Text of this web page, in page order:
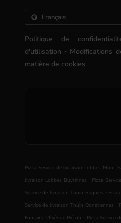
Politique de
d'utilisation . Modifications
matière de cookies
Pizza Service de livraison Lobbes Mont-
livraison Lobbes Buvrinnes . Pizza
Service de livraison Thuin Ragnies .
Service de livraison Thuin Donstiennes .
Fontaine-l'Évêque Piéton . Pizza Service